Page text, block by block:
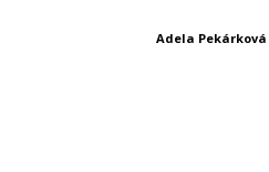
Adela Pekárková